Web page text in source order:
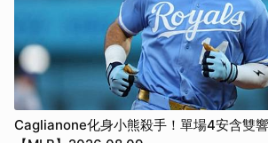
Caglianone化身小熊殺手！單場4安含雙